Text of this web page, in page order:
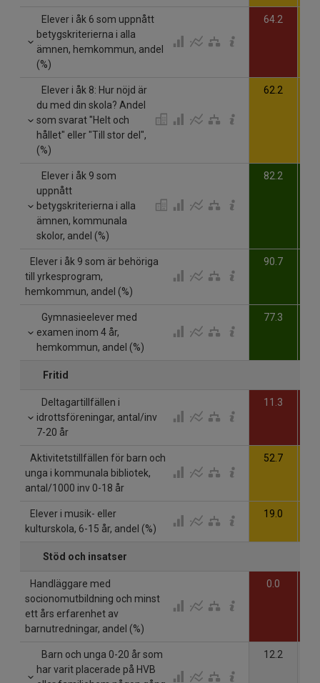
Elever i åk 6 som uppnått
betygskriterierna i alla
ämnen, hemkommun, andel
(%)
64.2
Elever i åk 8: Hur nöjd är
du med din skola? Andel
som svarat "Helt och
hållet" eller "Till stor del",
(%)
62.2
Elever i åk 9 som
uppnått
betygskriterierna i alla
ämnen, kommunala
skolor, andel (%)
82.2
Elever i åk 9 som är behöriga
till yrkesprogram,
hemkommun, andel (%)
90.7
Gymnasieelever med
examen inom 4 år,
hemkommun, andel (%)
77.3
Fritid
Deltagartillfällen i
idrottsföreningar, antal/inv
7-20 år
11.3
Aktivitetstillfällen för barn och
unga i kommunala bibliotek,
antal/1000 inv 0-18 år
52.7
Elever i musik- eller
kulturskola, 6-15 år, andel (%)
19.0
Stöd och insatser
Handläggare med
socionomutbildning och minst
ett års erfarenhet av
barnutredningar, andel (%)
0.0
Barn och unga 0-20 år som
har varit placerade på HVB
12.2